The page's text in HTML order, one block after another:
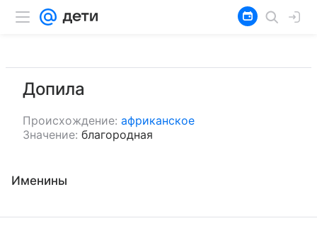
Допила
Происхождение: африканское
Значение: благородная
Именины